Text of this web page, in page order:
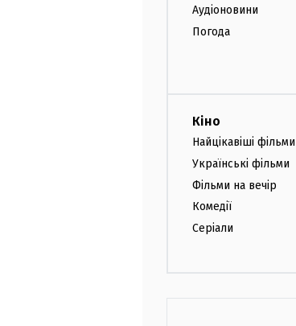
Аудіоновини
Погода
Кіно
Найцікавіші фільми
Українські фільми
Фільми на вечір
Комедії
Серіали